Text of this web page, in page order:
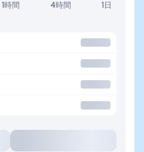
1時間 4時間 1日